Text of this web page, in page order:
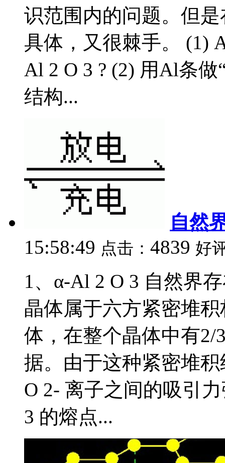
识范围内的问题。但
具体，又很棘手。 (1)
Al 2 O 3 ? (2) 用Al条
结构...
自然
15:58:49 点击： 4839 好
1、α-Al 2 O 3 自然界
晶体属于六方紧密堆
体，在整个晶体中有
据。由于这种紧密堆
O 2- 离子之间的吸引
3 的熔点...